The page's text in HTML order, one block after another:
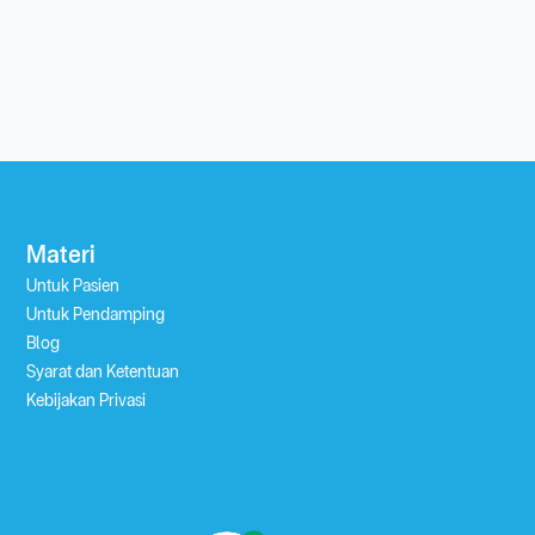
Materi
Untuk Pasien
Untuk Pendamping
Blog
Syarat dan Ketentuan
Kebijakan Privasi